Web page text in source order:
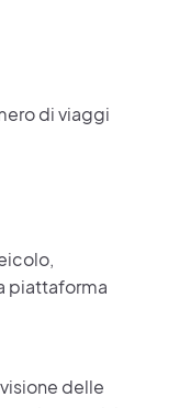
di viaggi
piattaforma
delle